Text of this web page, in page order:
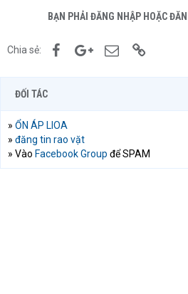
BẠN PHẢI ĐĂNG NHẬP HOẶC
Chia sẻ: FacebookGoogle+Email
ĐỐI TÁC
» ỔN ÁP LIOA
» đăng tin rao vặt
» Vào Facebook Group để SPAM